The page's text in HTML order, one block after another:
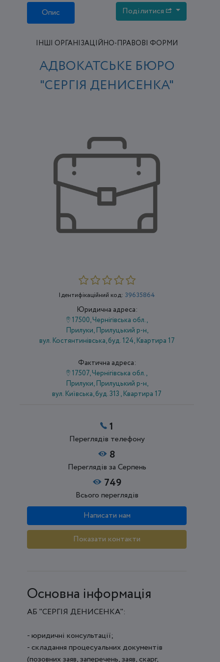
Опис Поділитися
ІНШІ ОРГАНІЗАЦІЙНО-ПРАВОВІ ФОРМИ
АДВОКАТСЬКЕ БЮРО
"СЕРГІЯ ДЕНИСЕНКА"
Ідентифікаційний код: 39635864
Юридична адреса:
17500, Чернігівська обл.,
Прилуки, Прилуцький р-н,
вул. Костянтинівська, буд. 124, Квартира 17
Фактична адреса:
17507, Чернігівська обл.,
Прилуки, Прилуцький р-н,
вул. Київська, буд. 313 , Квартира 17
1
Переглядів телефону
8
Переглядів за Серпень
749
Всього переглядів
Написати нам
Показати контакти
Основна інформація
АБ "СЕРГІЯ ДЕНИСЕНКА":
- юридичні консультації;
- складання процесуальних документів
(позовних заяв, заперечень, заяв, скарг,